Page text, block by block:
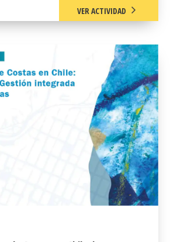
VER ACTIVIDAD